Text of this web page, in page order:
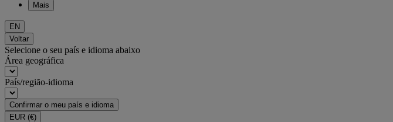
Mais
EN
Voltar
Selecione o seu país e idioma abaixo
Área geográfica
País/região-idioma
Confirmar o meu país e idioma
EUR (€)